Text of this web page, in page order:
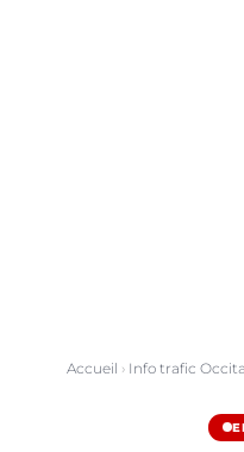
Accueil › Info trafic